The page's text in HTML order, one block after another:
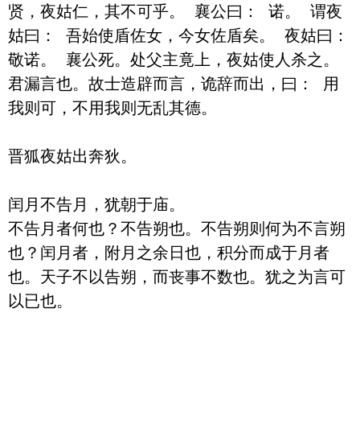
贤，夜姑仁，其不可乎。 襄公曰： 诺。 谓夜
姑曰： 吾始使盾佐女，今女佐盾矣。 夜姑曰：
敬诺。 襄公死。处父主竟上，夜姑使人杀之。
君漏言也。故士造辟而言，诡辞而出，曰： 用
我则可，不用我则无乱其德。
晋狐夜姑出奔狄。
闰月不告月，犹朝于庙。
不告月者何也？不告朔也。不告朔则何为不言朔
也？闰月者，附月之余日也，积分而成于月者
也。天子不以告朔，而丧事不数也。犹之为言可